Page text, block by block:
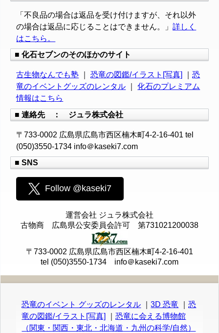
「不良品の場合は返品を受け付けますが、それ以外
の場合は返品に応じることはできません。」詳しく
はこちら。
■ 化石セブンのそのほかのサイト
古生物なんでも塾 ｜恐竜の図鑑/イラスト[写真] ｜恐
竜のイベントグッズのレンタル ｜化石のプレミアム
情報はこちら
■ 連絡先 ： ジュラ株式会社
〒733-0002 広島県広島市西区楠木町4-2-16-401 tel
(050)3550-1734 info＠kaseki7.com
■ SNS
Follow @kaseki7
運営会社 ジュラ株式会社
古物商 広島県公安委員会許可 第731021200038
〒733-0002 広島県広島市西区楠木町4-2-16-401
tel (050)3550-1734 info＠kaseki7.com
恐竜のイベント グッズのレンタル ｜3D 恐竜 ｜恐
竜の図鑑/イラスト[写真]
｜恐竜に会える博物館
（関東・関西・東北・北海道・九州の科学/自然）